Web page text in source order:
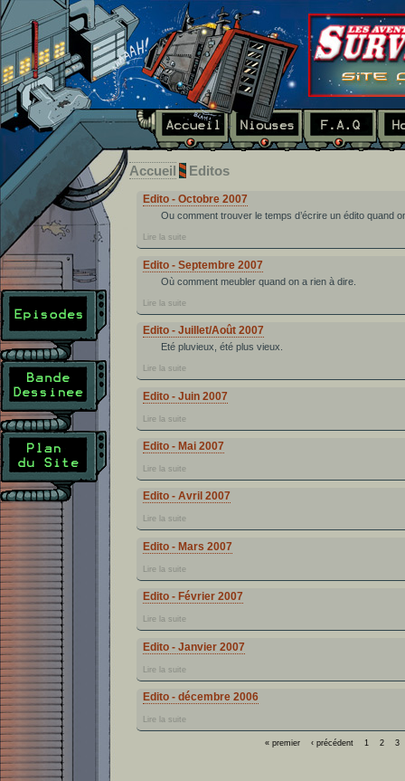
Accueil Editos
Edito - Octobre 2007
Ou comment trouver le temps d’écrire un édito quand
Lire la suite
Edito - Septembre 2007
Où comment meubler quand on a rien à dire.
Lire la suite
Edito - Juillet/Août 2007
Eté pluvieux, été plus vieux.
Lire la suite
Edito - Juin 2007
Lire la suite
Edito - Mai 2007
Lire la suite
Edito - Avril 2007
Lire la suite
Edito - Mars 2007
Lire la suite
Edito - Février 2007
Lire la suite
Edito - Janvier 2007
Lire la suite
Edito - décembre 2006
Lire la suite
« premier ‹ précédent 1 2 3